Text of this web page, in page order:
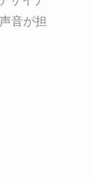
音が担